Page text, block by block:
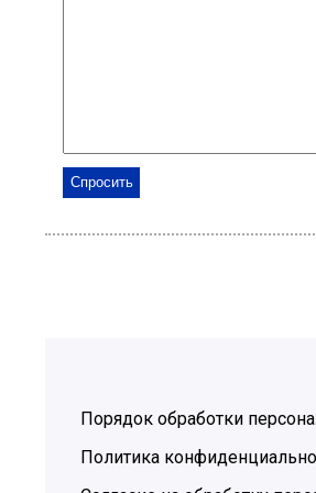
Порядок обработки
Политика